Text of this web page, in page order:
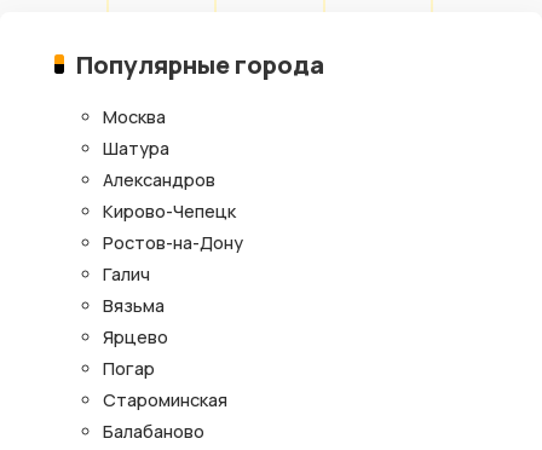
Популярные города
Москва
Шатура
Александров
Кирово-Чепецк
Ростов-на-Дону
Галич
Вязьма
Ярцево
Погар
Староминская
Балабаново